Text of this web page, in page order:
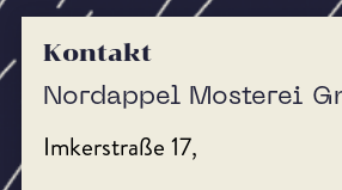
Kontakt
Nordappel Mosterei
Imkerstraße 17,